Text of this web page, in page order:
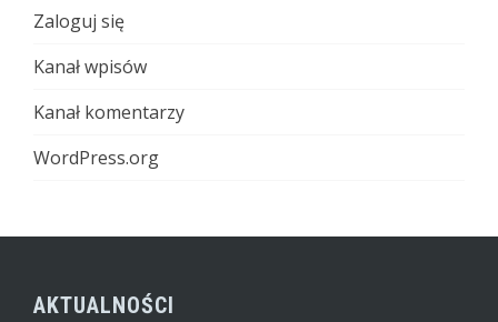
Zaloguj się
Kanał wpisów
Kanał komentarzy
WordPress.org
AKTUALNOŚCI